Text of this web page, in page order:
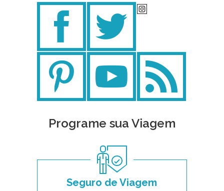
Programe sua Viagem
Seguro de Viagem